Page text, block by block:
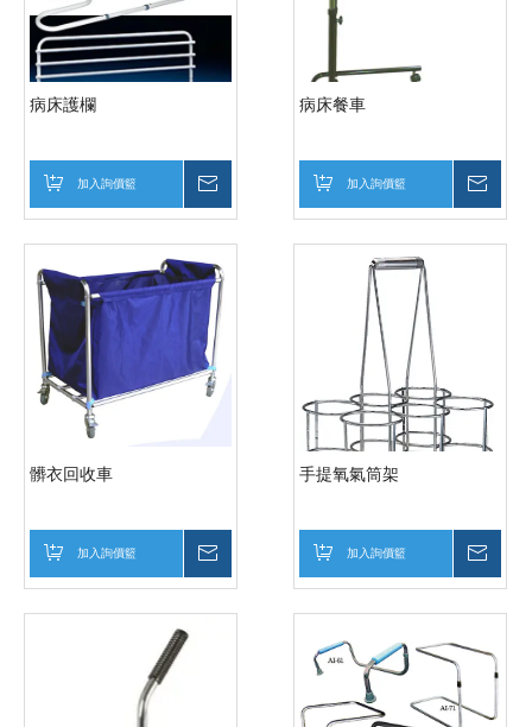
病床護欄
加入詢價籃
病床餐車
加入詢價籃
髒衣回收車
加入詢價籃
手提氧氣筒架
加入詢價籃